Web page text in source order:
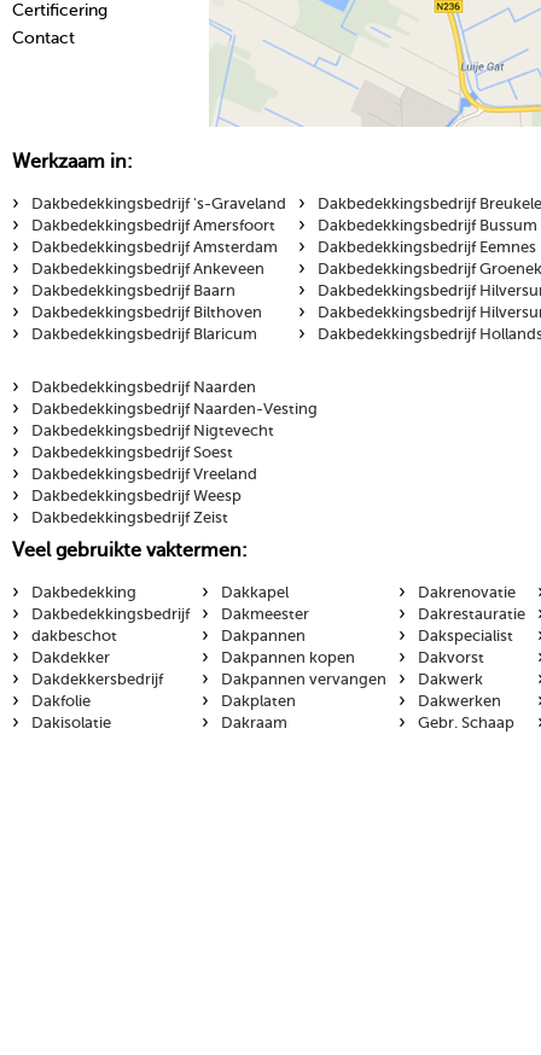
Certificering
Contact
Werkzaam in:
›
Dakbedekkingsbedrijf 's-Graveland
› Dakbedekkingsbedrijf Amersfoort
› Dakbedekkingsbedrijf Amsterdam
› Dakbedekkingsbedrijf Ankeveen
› Dakbedekkingsbedrijf Baarn
› Dakbedekkingsbedrijf Bilthoven
› Dakbedekkingsbedrijf Blaricum
› Dakbedekkingsbedrijf
› Dakbedekkingsbedrijf Bussum
› Dakbedekkingsbedrijf Eemnes
› Dakbedekkingsbedrijf
› Dakbedekkingsbedrijf
› Dakbedekkingsbedrijf
› Dakbedekkingsbedrijf
› Dakbedekkingsbedrijf Naarden
› Dakbedekkingsbedrijf Naarden-Vesting
› Dakbedekkingsbedrijf Nigtevecht
› Dakbedekkingsbedrijf Soest
› Dakbedekkingsbedrijf Vreeland
› Dakbedekkingsbedrijf Weesp
› Dakbedekkingsbedrijf Zeist
Veel gebruikte vaktermen:
›
Dakbedekking
› Dakbedekkingsbedrijf
› dakbeschot
› Dakdekker
› Dakdekkersbedrijf
› Dakfolie
› Dakisolatie
› Dakkapel
› Dakmeester
› Dakpannen
› Dakpannen kopen
› Dakpannen vervangen
› Dakplaten
› Dakraam
› Dakrenovatie
› Dakrestauratie
› Dakspecialist
› Dakvorst
› Dakwerk
› Dakwerken
› Gebr. Schaap